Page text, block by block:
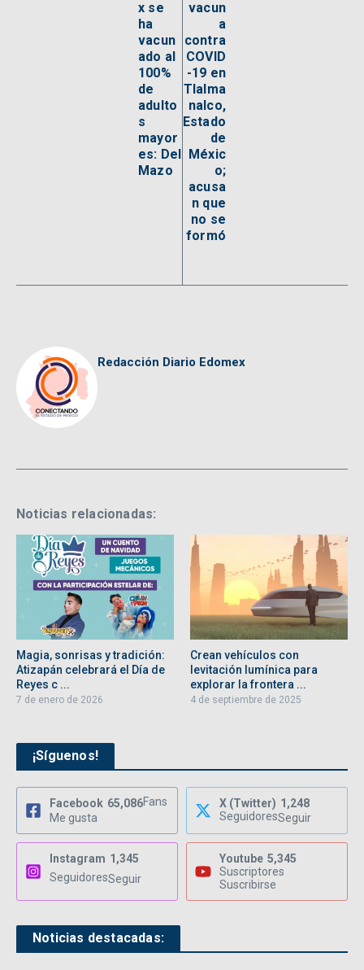
x se
ha
vacun
ado al
100%
de
adulto
s
mayor
es: Del
Mazo
vacun
a
contra
COVID
-19 en
Tlalma
nalco,
Estado
de
Méxic
o;
acusa
n que
no se
formó
Redacción Diario Edomex
Noticias relacionadas:
Magia, sonrisas y tradición:
Atizapán celebrará el Día de
Reyes c ...
7 de enero de 2026
Crean vehículos con
levitación lumínica para
explorar la frontera ...
4 de septiembre de 2025
¡Síguenos!
Facebook 65,086Fans
Me gusta
X (Twitter) 1,248
SeguidoresSeguir
Instagram 1,345
SeguidoresSeguir
Youtube 5,345
Suscriptores
Suscribirse
Noticias destacadas: